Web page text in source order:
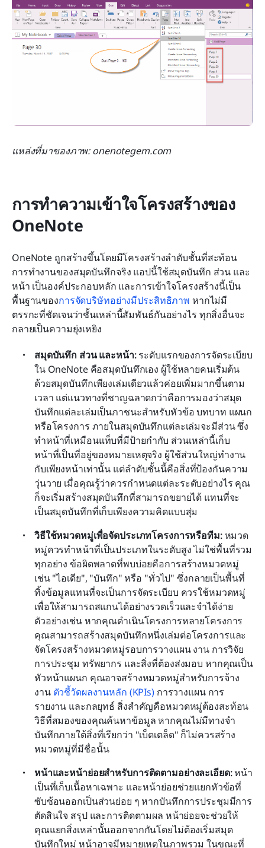
แหล่งที่มาของภาพ: onenotegem.com
การทำความเข้าใจโครงสร้างของ
OneNote
OneNote ถูกสร้างขึ้นโดยมีโครงสร้างลำดับชั้นที่สะท้อน
การทำงานของสมุดบันทึกจริง แอปนี้ใช้สมุดบันทึก ส่วน และ
หน้า เป็นองค์ประกอบหลัก และการเข้าใจโครงสร้างนี้เป็น
พื้นฐานของการจัดบริษัทอย่างมีประสิทธิภาพ หากไม่มี
ตรรกะที่ชัดเจนว่าชั้นเหล่านี้สัมพันธ์กันอย่างไร ทุกสิ่งอื่นจะ
กลายเป็นความยุ่งเหยิง
สมุดบันทึก ส่วน และหน้า: ระดับแรกของการจัดระเบียบ
ใน OneNote คือสมุดบันทึกเอง ผู้ใช้หลายคนเริ่มต้น
ด้วยสมุดบันทึกเพียงเล่มเดียวแล้วค่อยเพิ่มมากขึ้นตาม
เวลา แต่แนวทางที่ชาญฉลาดกว่าคือการมองว่าสมุด
บันทึกแต่ละเล่มเป็นภาชนะสำหรับหัวข้อ บทบาท แผนก
หรือโครงการ ภายในสมุดบันทึกแต่ละเล่มจะมีส่วน ซึ่ง
ทำหน้าที่เหมือนแท็บที่มีป้ายกำกับ ส่วนเหล่านี้เก็บ
หน้าที่เป็นที่อยู่ของหมายเหตุจริง ผู้ใช้ส่วนใหญ่ทำงาน
กับเพียงหน้าเท่านั้น แต่ลำดับชั้นนี้คือสิ่งที่ป้องกันความ
วุ่นวาย เมื่อคุณรู้ว่าควรกำหนดแต่ละระดับอย่างไร คุณ
ก็จะเริ่มสร้างสมุดบันทึกที่สามารถขยายได้ แทนที่จะ
เป็นสมุดบันทึกที่เก็บเพียงความคิดแบบสุ่ม
วิธีใช้หมวดหมู่เพื่อจัดประเภทโครงการหรือทีม: หมวด
หมู่ควรทำหน้าที่เป็นประเภทในระดับสูง ไม่ใช่พื้นที่รวม
ทุกอย่าง ข้อผิดพลาดที่พบบ่อยคือการสร้างหมวดหมู่
เช่น "ไอเดีย", "บันทึก" หรือ "ทั่วไป" ซึ่งกลายเป็นพื้นที่
ทิ้งข้อมูลแทนที่จะเป็นการจัดระเบียบ ควรใช้หมวดหมู่
เพื่อให้สามารถสแกนได้อย่างรวดเร็วและจำได้ง่าย
ตัวอย่างเช่น หากคุณดำเนินโครงการหลายโครงการ
คุณสามารถสร้างสมุดบันทึกหนึ่งเล่มต่อโครงการและ
จัดโครงสร้างหมวดหมู่รอบการวางแผน งาน การวิจัย
การประชุม ทรัพยากร และสิ่งที่ต้องส่งมอบ หากคุณเป็น
หัวหน้าแผนก คุณอาจสร้างหมวดหมู่สำหรับการจ้าง
งาน ตัวชี้วัดผลงานหลัก (KPIs) การวางแผน การ
รายงาน และกลยุทธ์ สิ่งสำคัญคือหมวดหมู่ต้องสะท้อน
วิธีที่สมองของคุณค้นหาข้อมูล หากคุณไม่มีทางจำ
บันทึกภายใต้สิ่งที่เรียกว่า "เบ็ดเตล็ด" ก็ไม่ควรสร้าง
หมวดหมู่ที่มีชื่อนั้น
หน้าและหน้าย่อยสำหรับการติดตามอย่างละเอียด: หน้า
เป็นที่เก็บเนื้อหาเฉพาะ และหน้าย่อยช่วยแยกหัวข้อที่
ซับซ้อนออกเป็นส่วนย่อย ๆ หากบันทึกการประชุมมีการ
ตัดสินใจ สรุป และการติดตามผล หน้าย่อยจะช่วยให้
คุณแยกสิ่งเหล่านั้นออกจากกันโดยไม่ต้องเริ่มสมุด
บันทึกใหม่ หน้าอาจมีหมายเหตุในภาพรวม ในขณะที่